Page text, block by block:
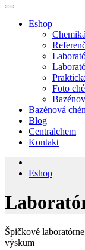
Eshop
Foto
Bazénová
Blog
Centralchem
Kontakt
Eshop
Špičkové
výskum